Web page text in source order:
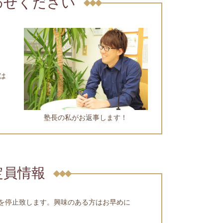
塾長の私がお返事します！
情報
停止致します。興味のある方はお早めに